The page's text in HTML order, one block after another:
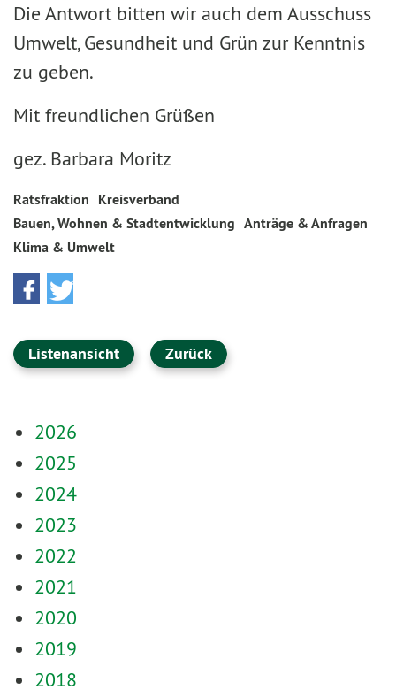
Die Antwort bitten wir auch dem Ausschuss
Umwelt, Gesundheit und Grün zur Kenntnis
zu geben.
Mit freundlichen Grüßen
gez. Barbara Moritz
Ratsfraktion Kreisverband
Bauen, Wohnen & Stadtentwicklung Anträge & Anfragen
Klima & Umwelt
Listenansicht Zurück
2026
2025
2024
2023
2022
2021
2020
2019
2018